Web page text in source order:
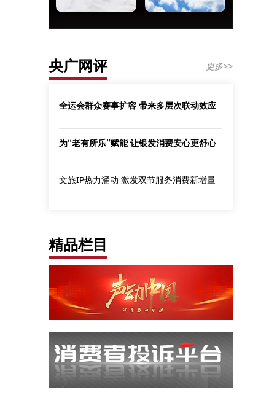
央广网评 更多>>
全运会群众赛事扩容 带来多层次联动效应
为“老有所乐”赋能 让银发消费安心更舒心
文旅IP热力涌动 激发双节服务消费新增量
精品栏目